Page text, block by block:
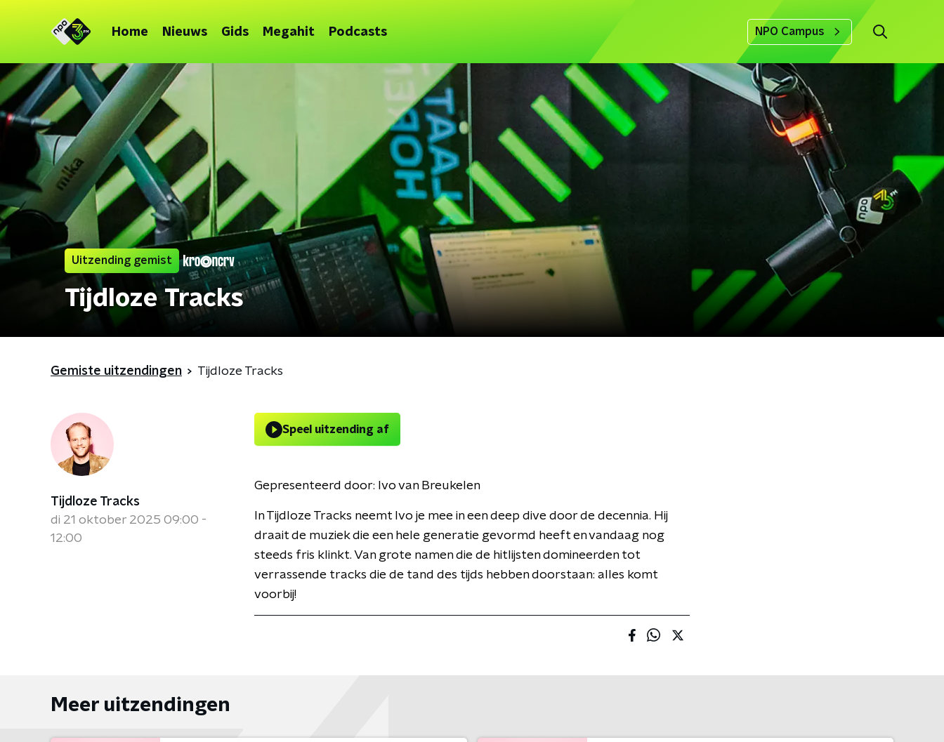
Home Nieuws Gids Megahit Podcasts NPO Campus
Uitzending gemist
Tijdloze Tracks
Gemiste uitzendingen Tijdloze Tracks
Tijdloze Tracks
di 21 oktober 2025 09:00 -
12:00
Speel uitzending af
Gepresenteerd door: Ivo van Breukelen
In Tijdloze Tracks neemt Ivo je mee in een deep dive door de decennia. Hij
draait de muziek die een hele generatie gevormd heeft en vandaag nog
steeds fris klinkt. Van grote namen die de hitlijsten domineerden tot
verrassende tracks die de tand des tijds hebben doorstaan: alles komt
voorbij!
Meer uitzendingen